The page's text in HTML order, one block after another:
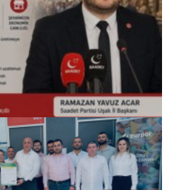
07/2026